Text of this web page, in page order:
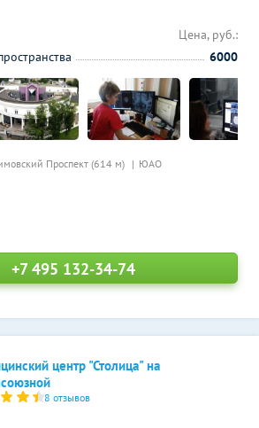
Проспект (614 м) ЮАО
Цена, руб.:
6000
+7 495 132-34-74
центр "Столица" на
8 отзывов